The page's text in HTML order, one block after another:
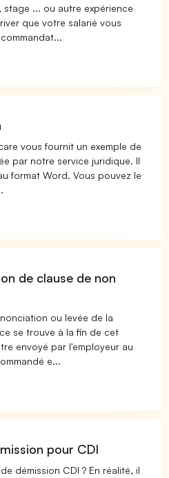
... ou autre expérience
que votre salarié vous
vous fournit un exemple de
par notre service juridique. Il
format Word. Vous pouvez le
de clause de non
ou levée de la
se trouve à la fin de cet
envoyé par l'employeur au
e...
pour CDI
démission CDI ? En réalité, il